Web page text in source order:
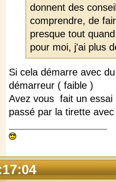
donnent des
comprendre, de
presque tout
pour moi, j'ai plus
Si cela démarre avec
démarreur ( faible )
Avez vous fait un essai
passé par la tirette